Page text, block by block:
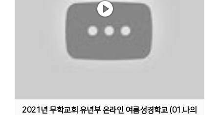
2021년 무학교회 유년부 온라인 여름성경학교 (01.나의